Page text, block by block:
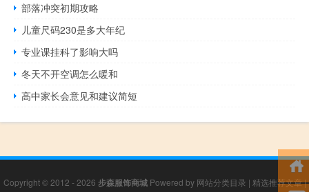
部落冲突初期攻略
儿童尺码230是多大年纪
专业课挂科了影响大吗
冬天不开空调怎么暖和
高中家长会意见和建议简短
Copyright © 2012 - 2026 步森服饰商城Powered by 网站分类目录 | 精选推荐文章|